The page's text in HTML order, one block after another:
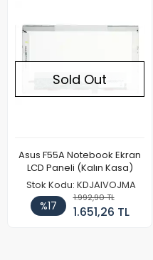
Sold Out
Asus F55A Notebook Ekran
LCD Paneli (Kalın Kasa)
Stok Kodu: KDJAIVOJMA
%17
1.992,90 TL
1.651,26 TL